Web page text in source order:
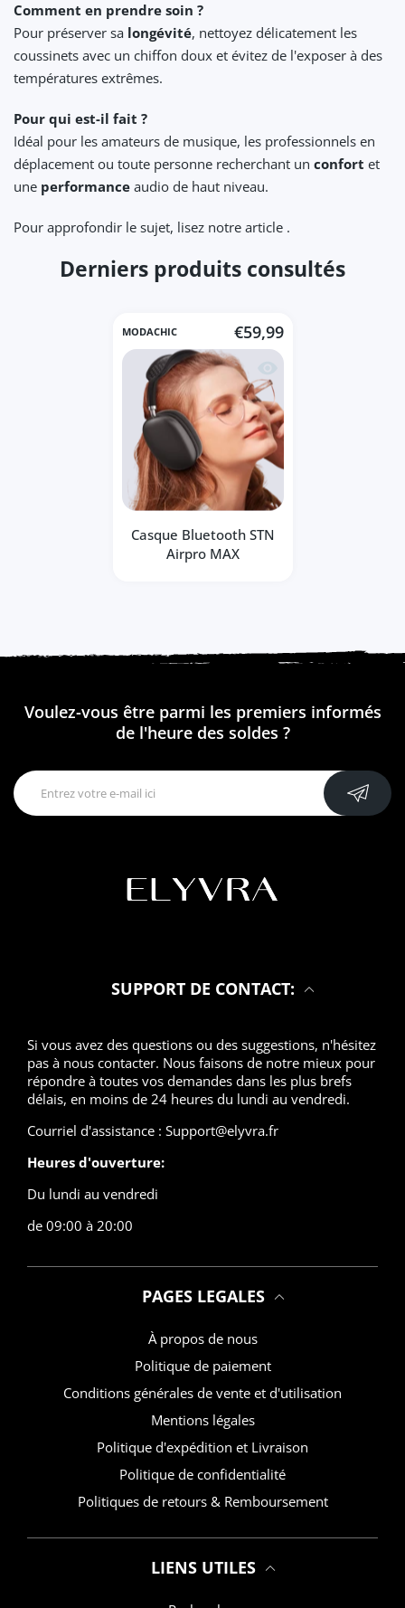
Comment en prendre soin ?
Pour préserver sa longévité, nettoyez délicatement les
coussinets avec un chiffon doux et évitez de l'exposer à des
températures extrêmes.
Pour qui est-il fait ?
Idéal pour les amateurs de musique, les professionnels en
déplacement ou toute personne recherchant un confort et
une performance audio de haut niveau.
Pour approfondir le sujet, lisez notre article .
Derniers produits consultés
MODACHIC €59,99
Aperçu rapide Casque
Casque Bluetooth STN
Airpro MAX
Voulez-vous être parmi les premiers informés
de l'heure des soldes ?
SUPPORT DE CONTACT:
Si vous avez des questions ou des suggestions, n'hésitez
pas à nous contacter. Nous faisons de notre mieux pour
répondre à toutes vos demandes dans les plus brefs
délais, en moins de 24 heures du lundi au vendredi.
Courriel d'assistance : Support@elyvra.fr
Heures d'ouverture:
Du lundi au vendredi
de 09:00 à 20:00
PAGES LEGALES
À propos de nous
Politique de paiement
Conditions générales de vente et d'utilisation
Mentions légales
Politique d'expédition et Livraison
Politique de confidentialité
Politiques de retours & Remboursement
LIENS UTILES